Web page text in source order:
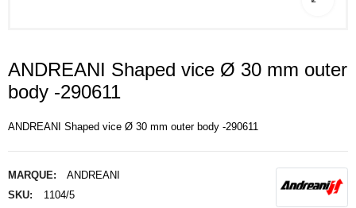
ANDREANI Shaped vice Ø 30 mm outer
body -290611
ANDREANI Shaped vice Ø 30 mm outer body -290611
MARQUE:
ANDREANI
SKU:
1104/5